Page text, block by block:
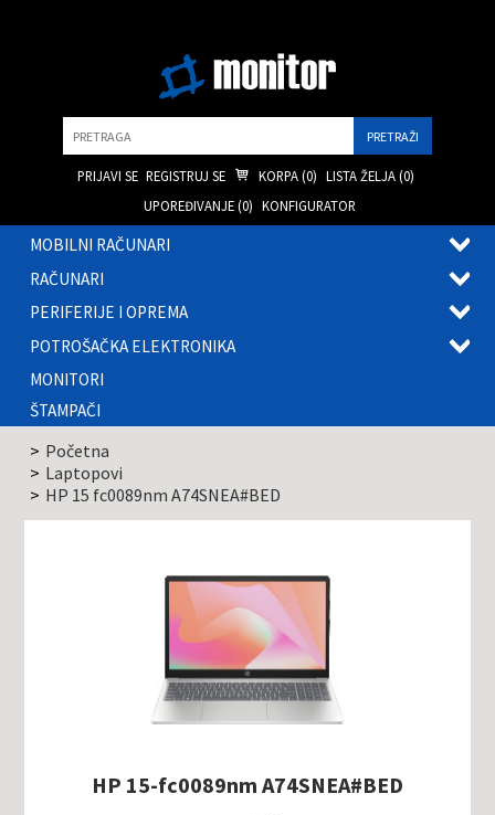
PRIJAVI SE REGISTRUJ SE KORPA (0) LISTA ŽELJA (0)
UPOREĐIVANJE (0) KONFIGURATOR
MOBILNI RAČUNARI
RAČUNARI
PERIFERIJE I OPREMA
POTROŠAČKA ELEKTRONIKA
MONITORI
ŠTAMPAČI
Početna
Laptopovi
HP 15 fc0089nm A74SNEA#BED
HP 15-fc0089nm A74SNEA#BED